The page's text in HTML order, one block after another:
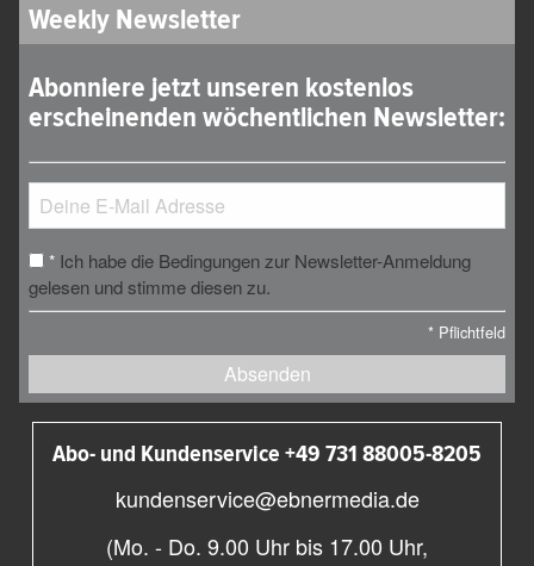
Weekly Newsletter
Abonniere jetzt unseren kostenlos
erscheinenden wöchentlichen Newsletter:
* Ich habe die Bedingungen zur Newsletter-Anmeldung
gelesen und stimme diesen zu.
* Pflichtfeld
Absenden
Abo- und Kundenservice +49 731 88005-8205
kundenservice@ebnermedia.de
(Mo. - Do. 9.00 Uhr bis 17.00 Uhr,